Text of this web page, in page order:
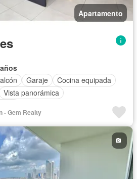
Apartamento
Garaje
Cocina equipada
Vista panorámica
- Gem Realty